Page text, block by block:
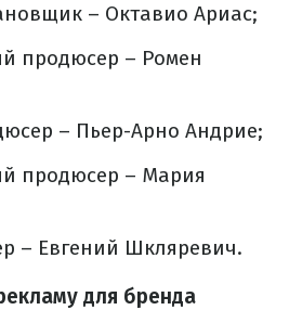
– Октавио Ариас;
продюсер – Ромен
– Пьер-Арно Андрие;
продюсер – Мария
– Евгений Шкляревич.
для бренда